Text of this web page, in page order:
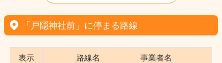
「戸隠神社前」に停まる路線
表示 路線名 事業者名